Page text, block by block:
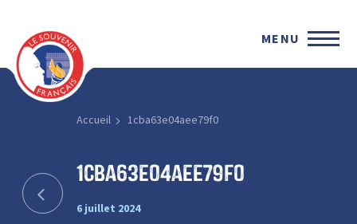
MENU
Accueil 1cba63e04aee79f0
1cba63e04aee79f0
6 juillet 2024